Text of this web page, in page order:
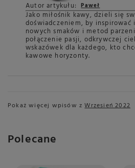
Autor artykułu:Paweł
Jako miłośnik kawy, dzieli się
doświadczeniem, by inspirować
nowych smaków i metod
połączenie pasji, odkrywczej
wskazówek dla każdego, kto
kawowe horyzonty.
Pokaż więcej wpisów zWrzesień 2022
Polecane